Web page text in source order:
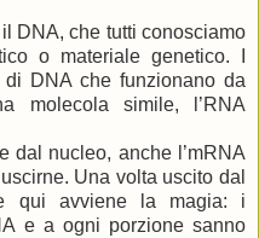
DNA, che tutti conosciamo
o materiale genetico. I
DNA che funzionano da
molecola simile, l’RNA
dal nucleo, anche l’mRNA
Una volta uscito dal
qui avviene la magia: i
e a ogni porzione sanno